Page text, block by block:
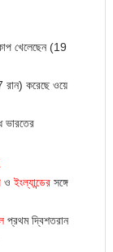
খেলেছেন (19
রান) করেছে ওয়ে
ভারতের
ওইংল্যান্ডেরসঙ্গে
প্রথম দ্বিশতরান